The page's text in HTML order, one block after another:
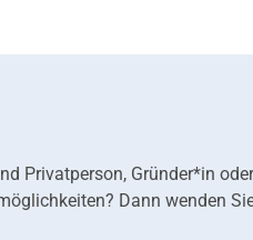
Privatperson, Gründer*in oder
Dann wenden